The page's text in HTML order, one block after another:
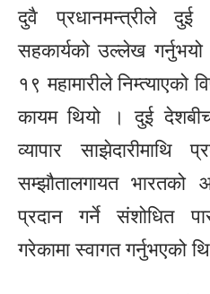
दुवै प्रधानमन्त्रीले
सहकार्यको उल्लेख
१९ महामारीले निम्त्याएको
कायम थियो । दुई
व्यापार
सम्झौतालगायत भारतको
प्रदान गर्ने संशोधित
गरेकामा स्वागत गर्नुभएको